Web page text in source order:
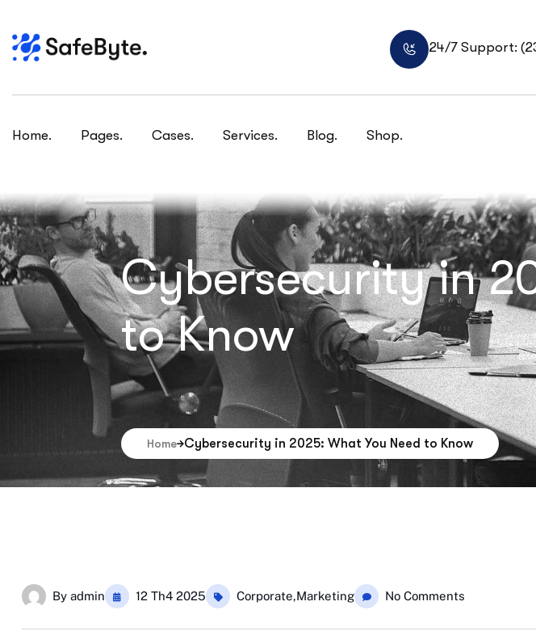
24/7 Support:
Home. Pages. Cases. Services. Blog. Shop.
Cybersecurity in
to Know
Home Cybersecurity in 2025: What You Need to Know
By admin 12 Th4 2025 Corporate,Marketing No Comments